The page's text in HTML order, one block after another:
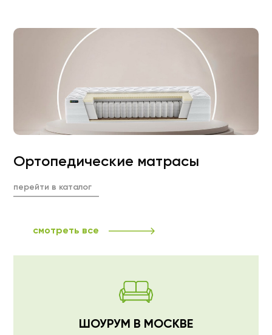
Ортопедические матрасы
перейти в каталог
смотреть все
ШОУРУМ В МОСКВЕ